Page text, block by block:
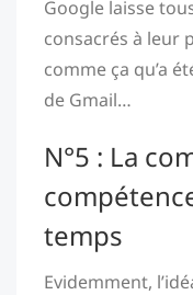
Google laisse
consacrés à leur
comme ça qu’a
de Gmail…
N°5 : La
temps
Evidemment,